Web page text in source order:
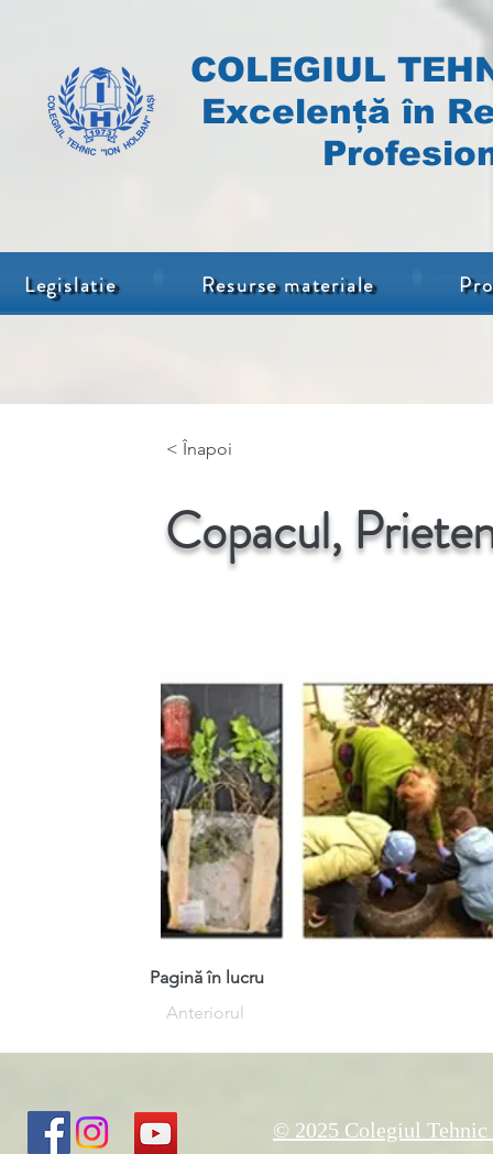
COLEGIUL
Excelență în
Legislatie Resurse materiale
< Înapoi
Copacul,
Pagină în lucru
Anteriorul
© 2025 Colegiul